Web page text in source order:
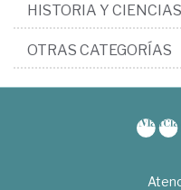
HISTORIA Y
OTRAS CATEGORÍAS